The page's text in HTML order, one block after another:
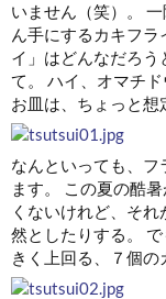
いません（笑）。
ん手にするカキフラ
イ」はどんなだろう
て。 ハイ、オマチ
お皿は、ちょっと想
なんといっても、フ
ます。 この夏の酷
くないけれど、そ
然としたりする。
きく上回る、７個の